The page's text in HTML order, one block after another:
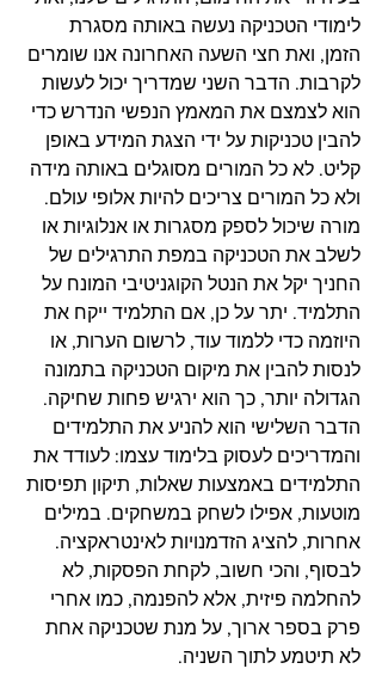
לימודי הטכניקה נעשה באותה מסגרת
הזמן, ואת חצי השעה האחרונה אנו שומרים
לקרבות. הדבר השני שמדריך יכול לעשות
הוא לצמצם את המאמץ הנפשי הנדרש כדי
להבין טכניקות על ידי הצגת המידע באופן
קליט. לא כל המורים מסוגלים באותה מידה
ולא כל המורים צריכים להיות אלופי עולם.
מורה שיכול לספק מסגרות או אנלוגיות או
לשלב את הטכניקה במפת התרגילים של
החניך יקל את הנטל הקוגניטיבי המונח על
התלמיד. יתר על כן, אם התלמיד ייקח את
היוזמה כדי ללמוד עוד, לרשום הערות, או
לנסות להבין את מיקום הטכניקה בתמונה
הגדולה יותר, כך הוא ירגיש פחות שחיקה.
הדבר השלישי הוא להניע את התלמידים
והמדריכים לעסוק בלימוד עצמו: לעודד את
התלמידים באמצעות שאלות, תיקון תפיסות
מוטעות, אפילו לשחק במשחקים. במילים
אחרות, להציג הזדמנויות לאינטראקציה.
לבסוף, והכי חשוב, לקחת הפסקות, לא
להחלמה פיזית, אלא להפנמה, כמו אחרי
פרק בספר ארוך, על מנת שטכניקה אחת
לא תיטמע לתוך השניה.